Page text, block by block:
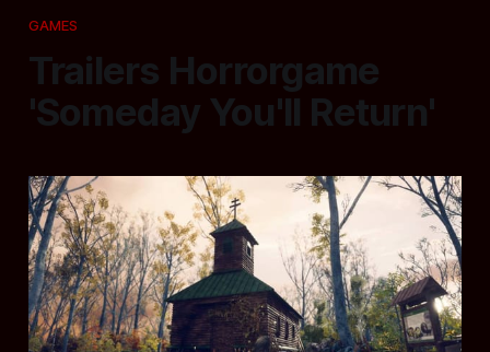
GAMES
Trailers Horrorgame
'Someday You'll Return'